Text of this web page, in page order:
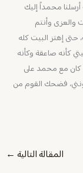
محمداً إليك
والعزى وأنتم
حتى إهتز البيت كله
كأنه صاعقة وكأنه
كان مع محمد على
فضحك القوم من
المقالة التالية ←